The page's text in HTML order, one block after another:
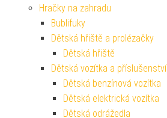
Hračky na zahradu
Bublifuky
Dětská hřiště a prolézačky
Dětská hřiště
Dětská vozítka a příslušenství
Dětská benzínová vozítka
Dětská elektrická vozítka
Dětská odrážedla